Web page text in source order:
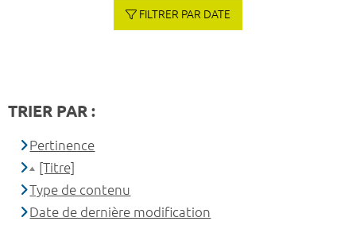
FILTRER PAR DATE
TRIER PAR :
Pertinence
[Titre]
Type de contenu
Date de dernière modification